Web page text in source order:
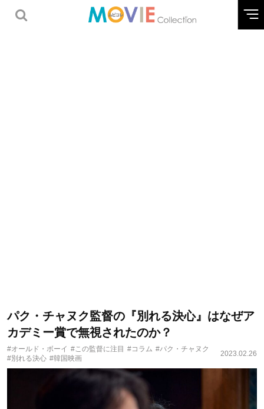
パク・チャヌク監督の『別れる決心』はなぜア
カデミー賞で無視されたのか？
#オールド・ボーイ #この監督に注目 #コラム #パク・チャヌク
#別れる決心 #韓国映画
2023.02.26